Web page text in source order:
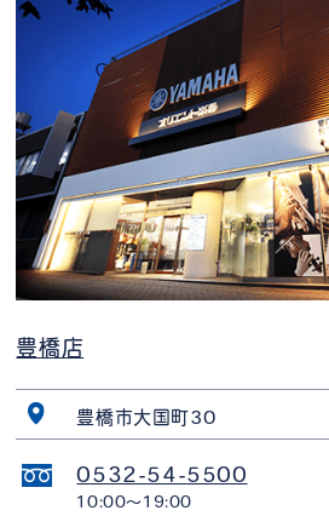
豊橋店
豊橋市大国町30
0532-54-5500
10:00〜19:00